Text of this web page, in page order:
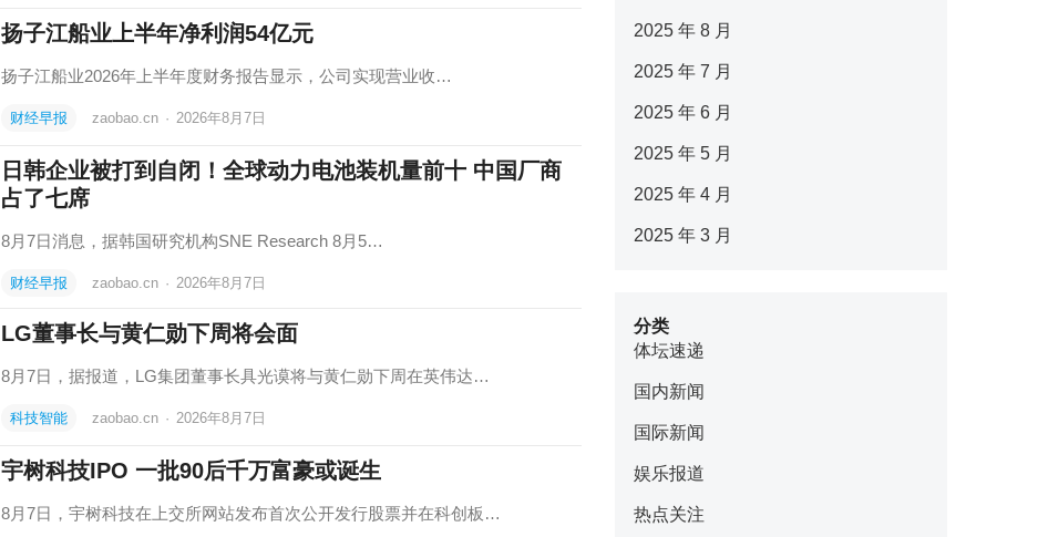
扬子江船业上半年净利润54亿元
扬子江船业‌2026年上半年度财务报告显示，公司实现‌营业收…
财经早报 zaobao.cn · 2026年8月7日
日韩企业被打到自闭！全球动力电池装机量前十 中国厂商
占了七席
8月7日消息，据韩国研究机构SNE Research 8月5…
财经早报 zaobao.cn · 2026年8月7日
LG董事长与黄仁勋下周将会面
8月7日，据报道，LG集团董事长具光谟将与黄仁勋下周在英伟达…
科技智能 zaobao.cn · 2026年8月7日
宇树科技IPO 一批90后千万富豪或诞生
8月7日，宇树科技在上交所网站发布首次公开发行股票并在科创板…
2025 年 8 月
2025 年 7 月
2025 年 6 月
2025 年 5 月
2025 年 4 月
2025 年 3 月
分类
体坛速递
国内新闻
国际新闻
娱乐报道
热点关注